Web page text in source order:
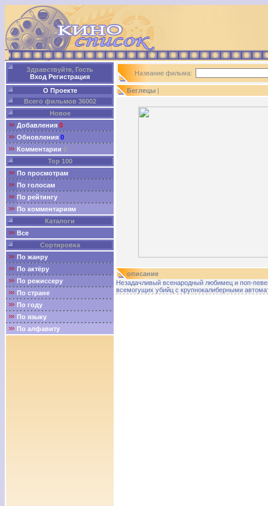
Здравствуйте, Гость
Вход Регистрация
О Проекте
Всего фильмов 36002
Новое
Добавления 0
Обновления 0
Комментарии 0
Top 100
По просмотрам
По голосам
По рейтингу
По комментариям
Каталоги
Все
Сортировка
По жанру
По актёру
По режиссеру
По стране
По году
По языку
По алфавиту
Название фильма:
Беглецы |
описание
Незадачливый всенародный любимец и поп-
всемогущих убийц с крупнокалиберными